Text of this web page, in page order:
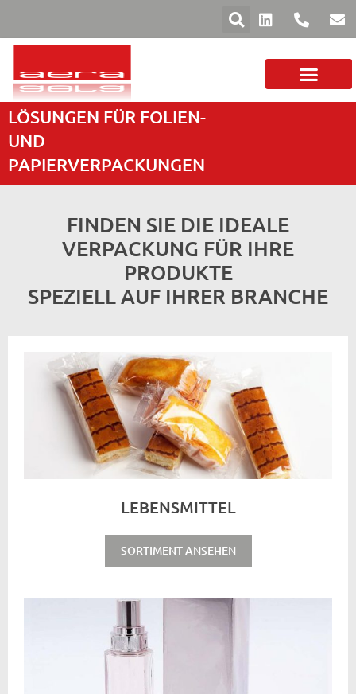
LÖSUNGEN FÜR FOLIEN-
UND
PAPIERVERPACKUNGEN
FINDEN SIE DIE IDEALE
VERPACKUNG FÜR IHRE
PRODUKTE
SPEZIELL AUF IHRER BRANCHE
LEBENSMITTEL
SORTIMENT ANSEHEN